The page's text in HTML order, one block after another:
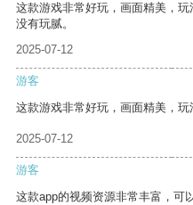
这款游戏非常好玩，画面精美，
没有玩腻。
2025-07-12
游客
这款游戏非常好玩，画面精美，玩
2025-07-12
游客
这款app的视频资源非常丰富，可